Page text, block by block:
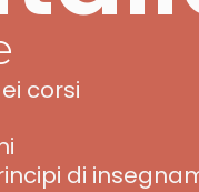
corsi
di